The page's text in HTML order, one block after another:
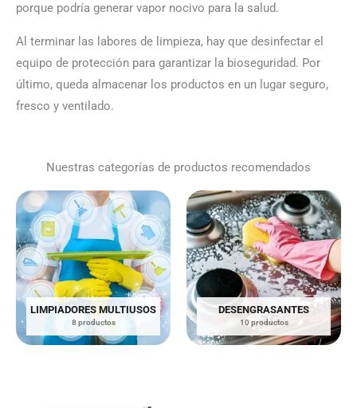
porque podría generar vapor nocivo para la salud.
Al terminar las labores de limpieza, hay que desinfectar el
equipo de protección para garantizar la bioseguridad. Por
último, queda almacenar los productos en un lugar seguro,
fresco y ventilado.
Nuestras categorías de productos recomendados
LIMPIADORES MULTIUSOS
8 productos
DESENGRASANTES
10 productos